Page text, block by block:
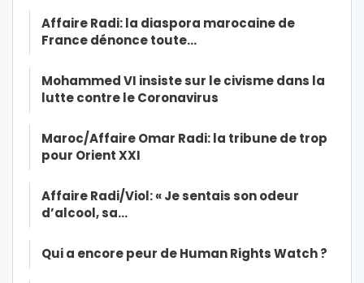
Affaire Radi: la diaspora marocaine de
France dénonce toute…
Mohammed VI insiste sur le civisme dans la
lutte contre le Coronavirus
Maroc/Affaire Omar Radi: la tribune de trop
pour Orient XXI
Affaire Radi/Viol: « Je sentais son odeur
d’alcool, sa…
Qui a encore peur de Human Rights Watch ?